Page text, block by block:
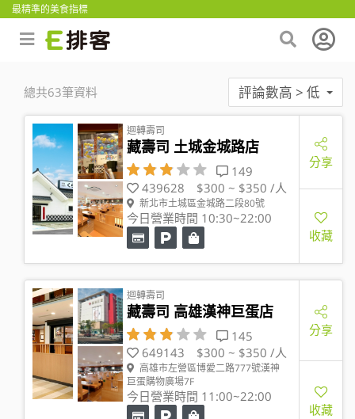
最精準的美食指標
總共63筆資料 評論數高 > 低
迴轉壽司
藏壽司 土城金城路店
149
439628
$300 ~ $350 /人
新北市土城區金城路二段80號
今日營業時間 10:30~22:00
分享
收藏
迴轉壽司
藏壽司 高雄漢神巨蛋店
145
649143
$300 ~ $350 /人
高雄市左營區博愛二路777號漢神
巨蛋購物廣場7F
今日營業時間 11:00~22:00
分享
收藏